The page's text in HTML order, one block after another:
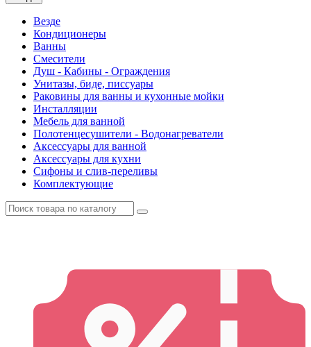
Везде
Кондиционеры
Ванны
Смесители
Душ - Кабины - Ограждения
Унитазы, биде, писсуары
Раковины для ванны и кухонные мойки
Инсталляции
Мебель для ванной
Полотенцесушители - Водонагреватели
Аксессуары для ванной
Аксессуары для кухни
Сифоны и слив-переливы
Комплектующие